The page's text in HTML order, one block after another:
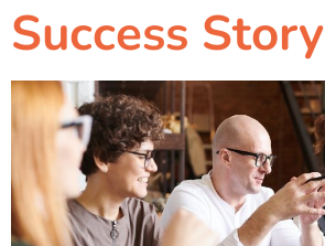
Success Story